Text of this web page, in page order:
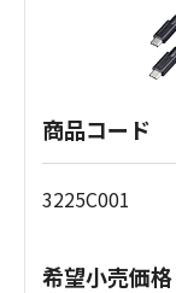
商品コード
3225C001
希望小売価格